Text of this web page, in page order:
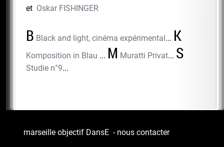
et Oskar FISHINGER
B Black and light, cinéma expérimental... K
Komposition in Blau ... M Muratti Privat... S
Studie n°9...
marseille objectif DansE - nous contacter